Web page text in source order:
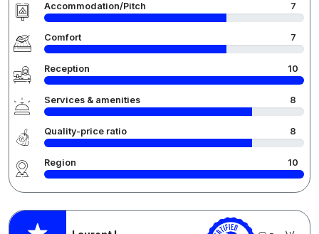
Accommodation/Pitch 7
Comfort 7
Reception 10
Services & amenities 8
Quality-price ratio 8
Region 10